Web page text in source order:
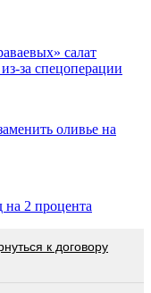
салат
за спецоперации
оливье на
на 2 процента
к договору